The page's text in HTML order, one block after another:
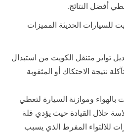
أفضل النتائج.
للسيارات الحديثة المميزات
تواير متنقل الكويت من استبدال
نتيجة الاحتكاك أو المثقوبة
بالهواء وموازنة السيارة لتعطي
خلال القيادة حيث يؤدي قلة
للالتواء المفرط الذي يسبب